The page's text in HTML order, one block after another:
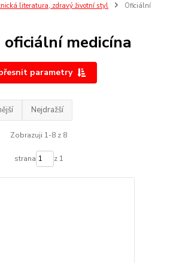
literatura, zdravý životní styl
Oficiální
medicína
parametry
Nejdražší
Zobrazuji 1-8 z 8
strana z 1